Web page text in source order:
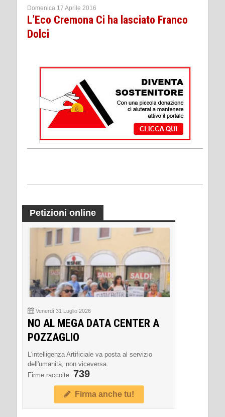
Domenica 17 Aprile 2016
L’Eco Cremona Ci ha lasciato Franco
Dolci
Petizioni online
Venerdì 31 Luglio 2026
NO AL MEGA DATA CENTER A
POZZAGLIO
L'intelligenza Artificiale va posta al servizio
dell'umanità, non viceversa.
Firme raccolte: 739
Firma anche tu!